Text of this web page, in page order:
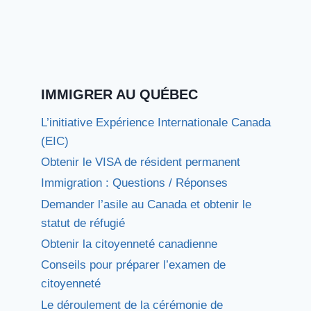
IMMIGRER AU QUÉBEC
L’initiative Expérience Internationale Canada
(EIC)
Obtenir le VISA de résident permanent
Immigration : Questions / Réponses
Demander l’asile au Canada et obtenir le
statut de réfugié
Obtenir la citoyenneté canadienne
Conseils pour préparer l’examen de
citoyenneté
Le déroulement de la cérémonie de